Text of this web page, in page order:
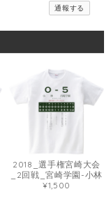
通報する
2018_選手権宮崎大会
_2回戦_宮崎学園-小林
¥1,500